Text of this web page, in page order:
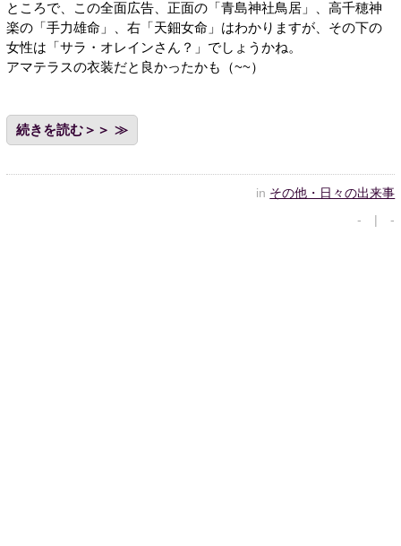
ところで、この全面広告、正面の「青島神社鳥居」、高千穂神
楽の「手力雄命」、右「天鈿女命」はわかりますが、その下の
女性は「サラ・オレインさん？」でしょうかね。
アマテラスの衣装だと良かったかも（~~）
続きを読む＞＞
in その他・日々の出来事
- | -